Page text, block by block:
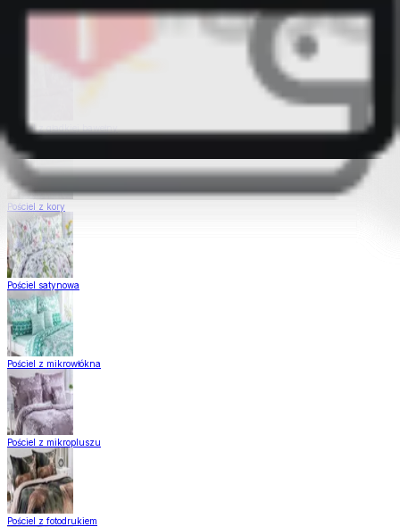
Pościel z gładkiej bawełny
Pościel z kory
Pościel satynowa
Pościel z mikrowłókna
Pościel z mikropluszu
Pościel z fotodrukiem